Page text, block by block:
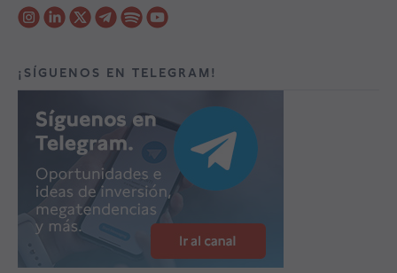
¡SÍGUENOS EN TELEGRAM!